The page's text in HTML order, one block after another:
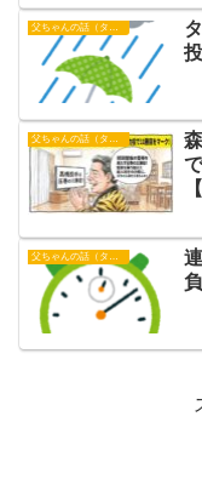
父ちゃんの話（タイガース）
父ちゃんの話（タイガース）